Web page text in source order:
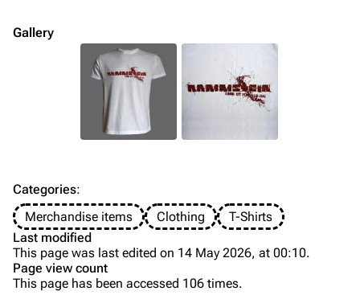
Till Lindemann
Information
Discography
Song list
Tour dates
Merchandise
Flake Lorenz
Information
Members
Gallery
Categories:
Merchandise items
Clothing
T-Shirts
Last modified
This page was last edited on 14 May 2026, at 00:10.
Page view count
This page has been accessed 106 times.